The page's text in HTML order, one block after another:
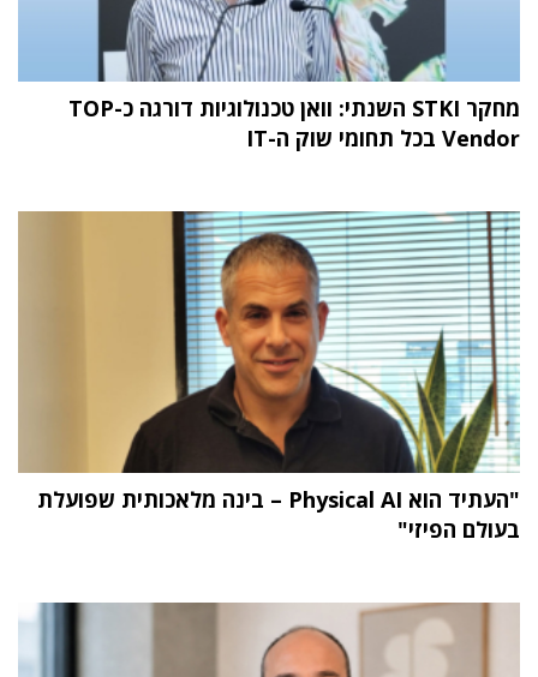
מחקר STKI השנתי: וואן טכנולוגיות דורגה כ-TOP
Vendor בכל תחומי שוק ה-IT
"העתיד הוא Physical AI – בינה מלאכותית שפועלת
בעולם הפיזי"